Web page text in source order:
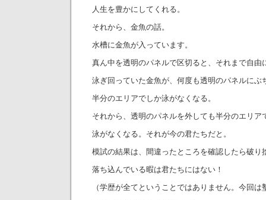
人生を豊かにしてくれる。
それから、金魚の話。
水槽に金魚が入っています。
真ん中を透明のパネルで区切ると、それまで自由
泳ぎ回っていた金魚が、何度も透明のパネルにぶ
半分のエリアでしか泳がなくなる。
それから、透明のパネルを外しても半分のエリア
泳がなくなる。それが今の君たちだと。
模試の結果は、間違ったところを確認したら破り
落ち込んでいる暇は君たちにはない！
（学歴が全てということではありません。今回